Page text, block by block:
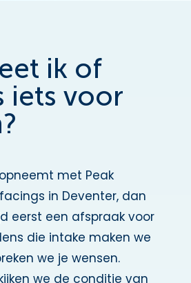
ik of
iets voor
met Peak
in Deventer, dan
eerst een afspraak voor
die intake maken we
we je wensen.
we de conditie van